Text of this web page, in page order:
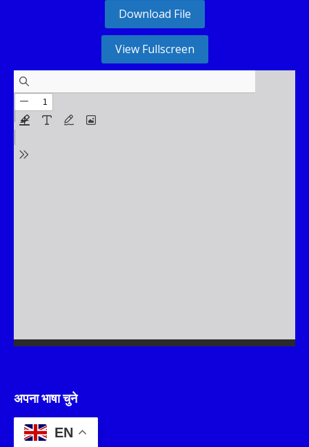
Download File
View Fullscreen
अपना भाषा चुने
EN